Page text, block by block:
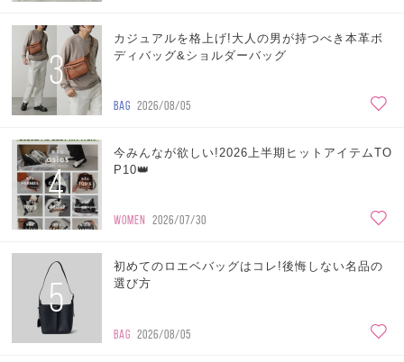
3
カジュアルを格上げ!大人の男が持つべき本革ボ
ディバッグ&ショルダーバッグ
BAG 2026/08/05
4
今みんなが欲しい!2026上半期ヒットアイテムTO
P10👑
WOMEN 2026/07/30
5
初めてのロエベバッグはコレ!後悔しない名品の
選び方
BAG 2026/08/05